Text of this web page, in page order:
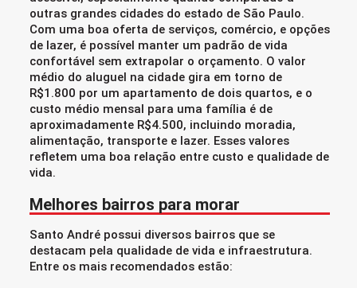
outras grandes cidades do estado de São Paulo.
Com uma boa oferta de serviços, comércio, e opções
de lazer, é possível manter um padrão de vida
confortável sem extrapolar o orçamento. O valor
médio do aluguel na cidade gira em torno de
R$1.800 por um apartamento de dois quartos, e o
custo médio mensal para uma família é de
aproximadamente R$4.500, incluindo moradia,
alimentação, transporte e lazer. Esses valores
refletem uma boa relação entre custo e qualidade de
vida.
Melhores bairros para morar
Santo André possui diversos bairros que se
destacam pela qualidade de vida e infraestrutura.
Entre os mais recomendados estão: